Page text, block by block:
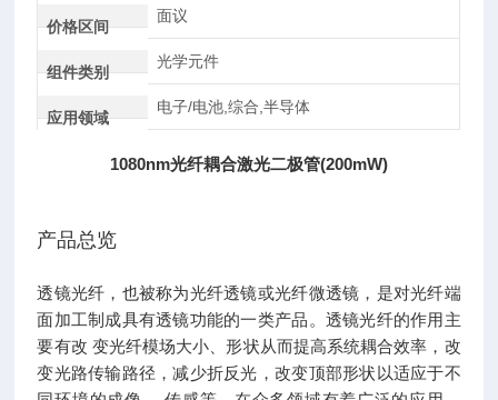
价格区间
面议
组件类别
光学元件
应用领域
电子/电池,综合,半导体
1080nm光纤耦合激光二极管(200mW)
产品总览
透镜光纤，也被称为光纤透镜或光纤微透镜，是对光纤端
面加工制成具有透镜功能的一类产品。透镜光纤的作用主
要有改 变光纤模场大小、形状从而提高系统耦合效率，改
变光路传输路径，减少折反光，改变顶部形状以适应于不